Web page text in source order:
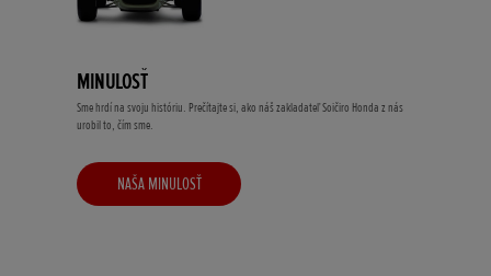
MINULOSŤ
Sme hrdí na svoju históriu. Prečítajte si, ako náš zakladateľ Soičiro Honda z nás
urobil to, čím sme.
NAŠA MINULOSŤ